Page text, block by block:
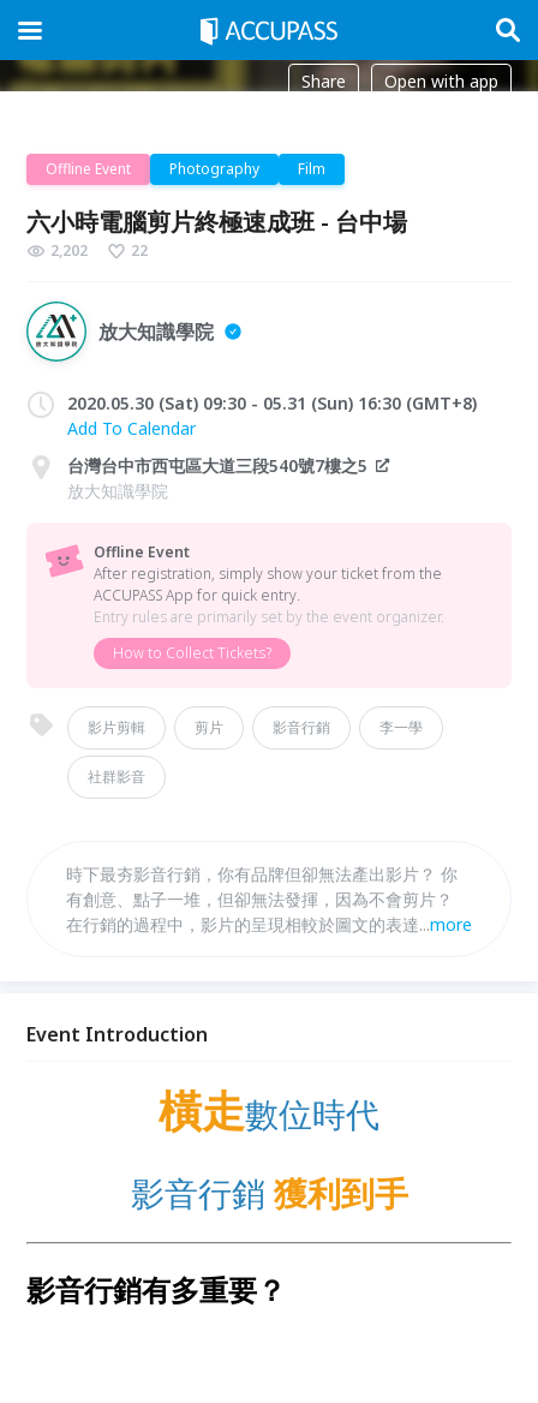
Share Open with app
Offline Event Photography Film
六小時電腦剪片終極速成班 - 台中場
2,202 22
放大知識學院
2020.05.30 (Sat) 09:30 - 05.31 (Sun) 16:30 (GMT+8)
Add To Calendar
台灣台中市西屯區大道三段540號7樓之5
放大知識學院
Offline Event
After registration, simply show your ticket from the
ACCUPASS App for quick entry.
Entry rules are primarily set by the event organizer.
How to Collect Tickets?
影片剪輯 剪片 影音行銷 李一學
社群影音
時下最夯影音行銷，你有品牌但卻無法產出影片？ 你
有創意、點子一堆，但卻無法發揮，因為不會剪片？
在行銷的過程中，影片的呈現相較於圖文的表達，更能
...more
Event Introduction
橫走數位時代
影音行銷 獲利到手
影音行銷有多重要？